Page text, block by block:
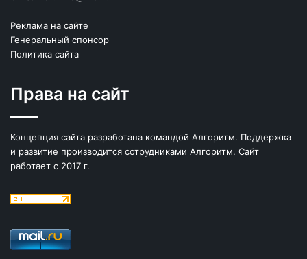
Реклама на сайте
Генеральный спонсор
Политика сайта
Права на сайт
Концепция сайта разработана командой Алгоритм. Поддержка
и развитие производится сотрудниками Алгоритм. Сайт
работает с 2017 г.